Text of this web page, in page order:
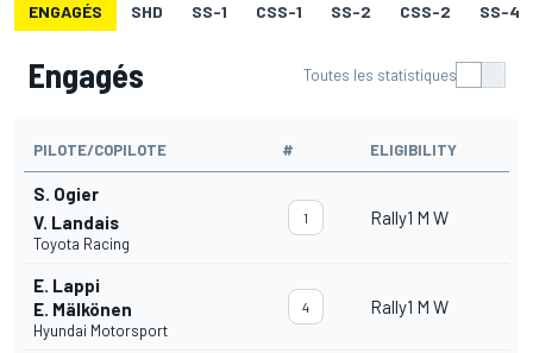
ENGAGÉS SHD SS-1 CSS-1 SS-2 CSS-2 SS-4
Engagés Toutes les statistiques
PILOTE/COPILOTE # ELIGIBILITY
S. Ogier
V. Landais
Toyota Racing
1 Rally1 M W
E. Lappi
E. Mälkönen
Hyundai Motorsport
4 Rally1 M W